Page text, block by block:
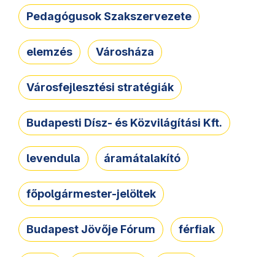
Pedagógusok Szakszervezete
elemzés Városháza
Városfejlesztési stratégiák
Budapesti Dísz- és Közvilágítási Kft.
levendula áramátalakító
főpolgármester-jelöltek
Budapest Jövője Fórum férfiak